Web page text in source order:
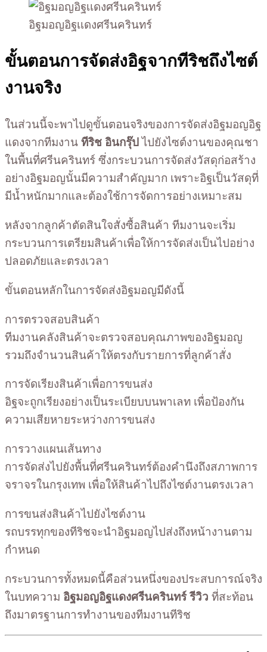
อิฐมอญอิฐเเดงศรีนครินทร์
ขั้นตอนการจัดส่งอิฐจากทีริชถึงไซต์
งานจริง
ในส่วนนี้จะพาไปดูขั้นตอนจริงของการจัดส่งอิฐมอญอิฐ
แดงจากทีมงาน ทีริช อินกรุ๊ป ไปยังไซต์งานของคุณชา
ในพื้นที่ศรีนครินทร์ ซึ่งกระบวนการจัดส่งวัสดุก่อสร้าง
อย่างอิฐมอญนั้นมีความสำคัญมาก เพราะอิฐเป็นวัสดุที่
มีน้ำหนักมากและต้องใช้การจัดการอย่างเหมาะสม
หลังจากลูกค้าตัดสินใจสั่งซื้อสินค้า ทีมงานจะเริ่ม
กระบวนการเตรียมสินค้าเพื่อให้การจัดส่งเป็นไปอย่าง
ปลอดภัยและตรงเวลา
ขั้นตอนหลักในการจัดส่งอิฐมอญมีดังนี้
การตรวจสอบสินค้า
ทีมงานคลังสินค้าจะตรวจสอบคุณภาพของอิฐมอญ
รวมถึงจำนวนสินค้าให้ตรงกับรายการที่ลูกค้าสั่ง
การจัดเรียงสินค้าเพื่อการขนส่ง
อิฐจะถูกเรียงอย่างเป็นระเบียบบนพาเลท เพื่อป้องกัน
ความเสียหายระหว่างการขนส่ง
การวางแผนเส้นทาง
การจัดส่งไปยังพื้นที่ศรีนครินทร์ต้องคำนึงถึงสภาพการ
จราจรในกรุงเทพ เพื่อให้สินค้าไปถึงไซต์งานตรงเวลา
การขนส่งสินค้าไปยังไซต์งาน
รถบรรทุกของทีริชจะนำอิฐมอญไปส่งถึงหน้างานตาม
กำหนด
กระบวนการทั้งหมดนี้คือส่วนหนึ่งของประสบการณ์จริง
ในบทความ อิฐมอญอิฐแดงศรีนครินทร์ รีวิว ที่สะท้อน
ถึงมาตรฐานการทำงานของทีมงานทีริช